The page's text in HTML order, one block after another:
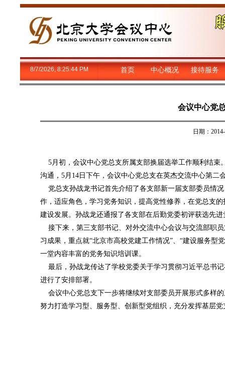
8/7/2026, 8:25:45 PM 首页 中心概况 接待服务
会议中心党
日期：
5月初，会议中心党总支所属支部换届选举工作顺利结束
沟通，5月14日下午，会议中心党总支在英杰交流中心第
党总支孙战龙书记首先介绍了各支部新一届支部委员情
作，适应角色，学习党务知识，提高党性修养，在党总支
建设发展。孙战龙还通报了各支部在后勤党委初评获选先
接下来，第三支部书记、对外交流中心会议与交流部职
习成果，重点就“北京市高校党建工作情况”、“建设服务型
一堂内容丰富的党务知识培训课。
最后，孙战龙传达了学校党委关于学习贯彻习近平总书
进行了安排部署。
会议中心党总支下一步将继续对支部委员开展形式多样
努力打造学习型、服务型、创新型党组织，充分发挥基层